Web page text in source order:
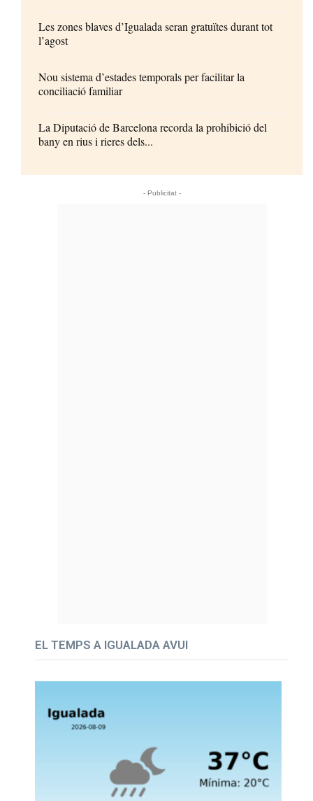
Les zones blaves d’Igualada seran gratuïtes durant tot
l’agost
Nou sistema d’estades temporals per facilitar la
conciliació familiar
La Diputació de Barcelona recorda la prohibició del
bany en rius i rieres dels...
- Publicitat -
EL TEMPS A IGUALADA AVUI